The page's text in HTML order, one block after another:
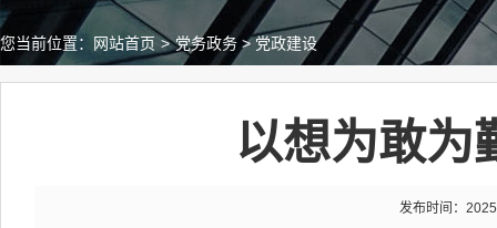
您当前位置： 网站首页 > 党务政务 >党政建设
以想为敢为
发布时间：